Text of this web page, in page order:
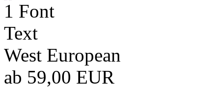
1 Font
Text
West European
ab 59,00 EUR